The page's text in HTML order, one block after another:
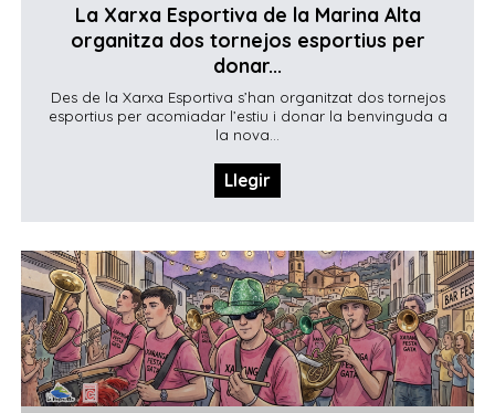
La Xarxa Esportiva de la Marina Alta
organitza dos tornejos esportius per
donar...
Des de la Xarxa Esportiva s’han organitzat dos tornejos
esportius per acomiadar l’estiu i donar la benvinguda a
la nova...
Llegir